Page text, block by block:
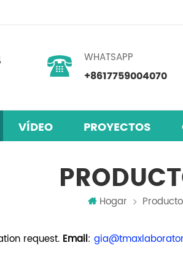
WHATSAPP
+8617759004070
VÍDEO PROYECTOS
Hogar
request. Email: